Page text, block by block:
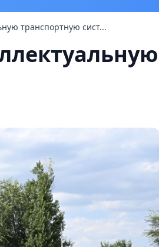
транспортную сист...